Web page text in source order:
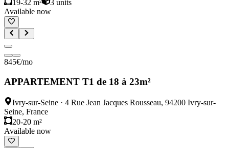
19-32 m²
3 units
Available now
845€/mo
APPARTEMENT T1 de 18 à 23m²
Ivry-sur-Seine · 4 Rue Jean Jacques Rousseau, 94200 Ivry-sur-
Seine, France
20-20 m²
Available now